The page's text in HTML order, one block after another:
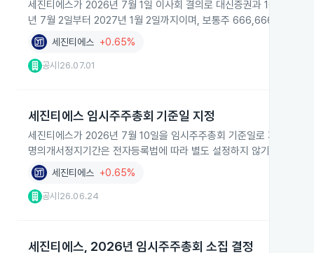
세진티에스가 2026년 7월 1일 이사회 결의로 대신증권과 100억 원
년 7월 2일부터 2027년 1월 2일까지이며, 보통주 666,666주를 취득
세진티에스 +0.65%
공시 26.07.01
세진티에스 임시주주총회 기준일 지정
세진티에스가 2026년 7월 10일을 임시주주총회 기준일로 지정하고
명의개서정지기간은 전자등록법에 따라 별도 설정하지 않기로 했습니
세진티에스 +0.65%
공시 26.06.24
세진티에스, 2026년 임시주주총회 소집 결정